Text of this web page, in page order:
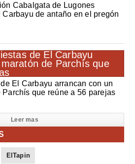
Cabalgata de Lugones
Carbayu de antaño en el pregón
El Carbayu arrancan con un
Parchís que reúne a 56 parejas
Leer mas
ElTapin